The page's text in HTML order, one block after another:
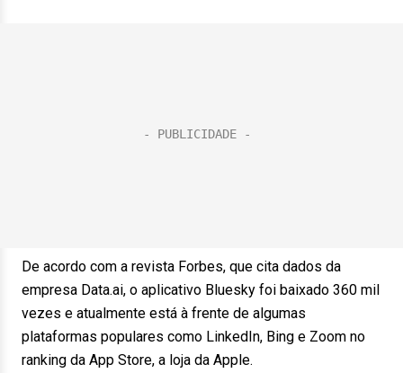
De acordo com a revista Forbes, que cita dados da
empresa Data.ai, o aplicativo Bluesky foi baixado 360 mil
vezes e atualmente está à frente de algumas
plataformas populares como LinkedIn, Bing e Zoom no
ranking da App Store, a loja da Apple.